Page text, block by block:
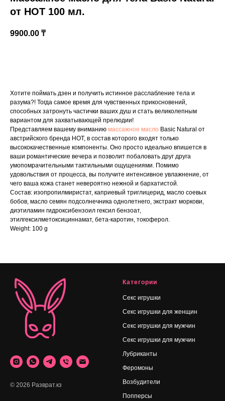
от HOT 100 мл.
9900.00 ₸
Хотите поймать дзен и получить истинное расслабление тела и
разума?! Тогда самое время для чувственных прикосновений,
способных затронуть частички ваших душ и стать великолепным
вариантом для захватывающей прелюдии!
Представляем вашему вниманию массажное масло Basic Natural от
австрийского бренда HOT, в состав которого входят только
высококачественные компоненты. Оно просто идеально впишется в
ваши романтические вечера и позволит побаловать друг друга
умопомрачительными тактильными ощущениями. Помимо
удовольствия от процесса, вы получите интенсивное увлажнение, от
чего ваша кожа станет невероятно нежной и бархатистой.
Состав: изопропилмиристат, каприевый триглицерид, масло соевых
бобов, масло семян подсолнечника однолетнего, экстракт моркови,
диэтиламин гидроксибензоил гексил бензоат,
этилгексилметоксициннамат, бета-каротин, токоферол.
Weight: 100 g
© 2026 Разврат.кз
Категории
Секс игрушки
Секс игрушки для женщин
Секс игрушки для мужчин
Секс игрушки для мужчин
Лубриканты
Феромоны
Возбудители
Попперсы